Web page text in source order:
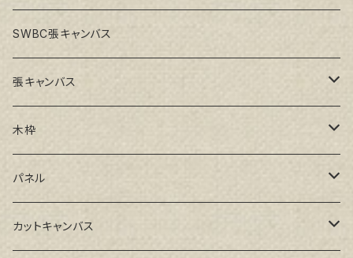
SWBC張キャンバス
張キャンバス
GAERA F(中細目)
GAERA BA(中荒目)
GAERA GLC(中目)
木枠
ルーブル米杉木枠
Paulo木枠
パネル
ラワンパネル
カットキャンバス